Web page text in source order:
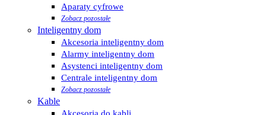
Aparaty cyfrowe
Zobacz pozostałe
Inteligentny dom
Akcesoria inteligentny dom
Alarmy inteligentny dom
Asystenci inteligentny dom
Centrale inteligentny dom
Zobacz pozostałe
Kable
Akcesoria do kabli